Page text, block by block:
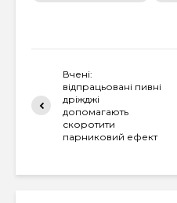
Вчені:
відпрацьовані пивні
дріжджі
допомагають
скоротити
парниковий ефект